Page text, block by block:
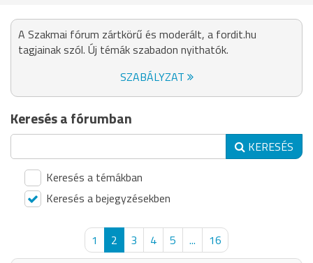
A Szakmai fórum zártkörű és moderált, a fordit.hu
tagjainak szól. Új témák szabadon nyithatók.
SZABÁLYZAT
Keresés a fórumban
KERESÉS
Keresés a témákban
Keresés a bejegyzésekben
1 2 3 4 5 ...
16